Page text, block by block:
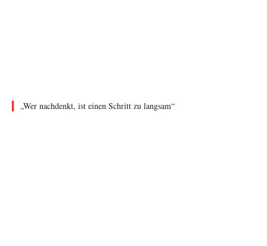
„Wer nachdenkt, ist einen Schritt zu langsam“